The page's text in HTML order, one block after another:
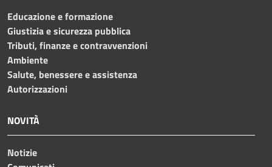
Educazione e formazione
Giustizia e sicurezza pubblica
Tributi, finanze e contravvenzioni
Ambiente
Salute, benessere e assistenza
Autorizzazioni
NOVITÀ
Notizie